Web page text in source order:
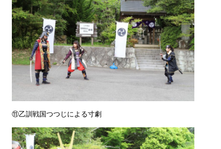
⑪乙訓戦国つつじによる寸劇